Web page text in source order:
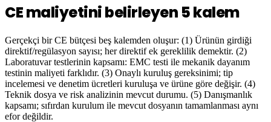
CE maliyetini belirleyen 5 kalem
Gerçekçi bir CE bütçesi beş kalemden oluşur: (1) Ürünün girdiği
direktif/regülasyon sayısı; her direktif ek gereklilik demektir. (2)
Laboratuvar testlerinin kapsamı: EMC testi ile mekanik dayanım
testinin maliyeti farklıdır. (3) Onaylı kuruluş gereksinimi; tip
incelemesi ve denetim ücretleri kuruluşa ve ürüne göre değişir. (4)
Teknik dosya ve risk analizinin mevcut durumu. (5) Danışmanlık
kapsamı; sıfırdan kurulum ile mevcut dosyanın tamamlanması aynı
efor değildir.